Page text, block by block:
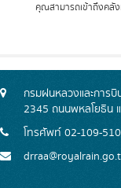
คุณสามารถเข้าถึงคลั
กรมฝนหลวงและการ
2345 ถนนพหลโยธิน
โทรศัพท์ 02-109-